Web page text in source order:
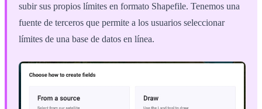
subir sus propios límites en formato Shapefile. Tenemos una
fuente de terceros que permite a los usuarios seleccionar
límites de una base de datos en línea.